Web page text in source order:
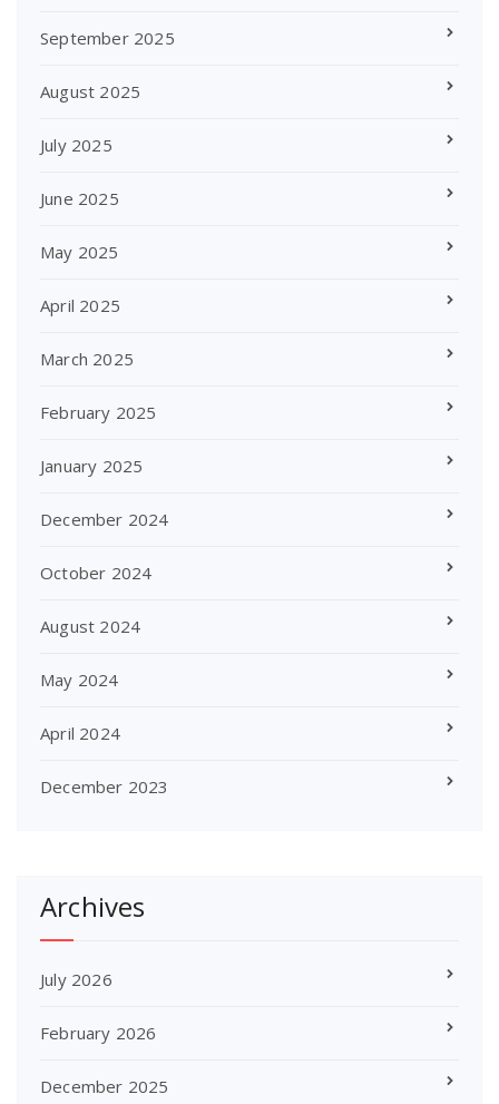
September 2025
August 2025
July 2025
June 2025
May 2025
April 2025
March 2025
February 2025
January 2025
December 2024
October 2024
August 2024
May 2024
April 2024
December 2023
Archives
July 2026
February 2026
December 2025